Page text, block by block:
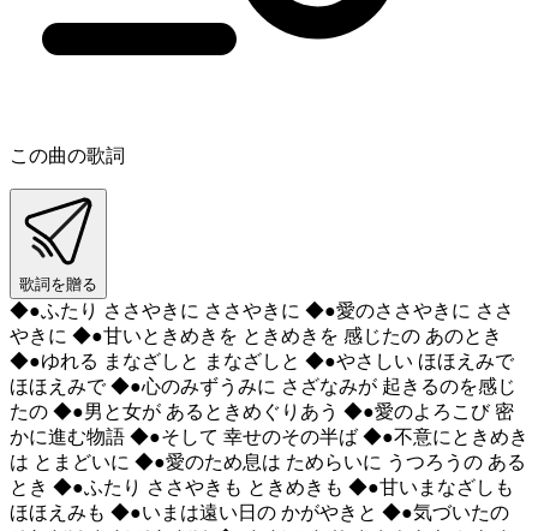
この曲の歌詞
歌詞を贈る
◆●ふたり ささやきに ささやきに ◆●愛のささやきに ささ
やきに ◆●甘いときめきを ときめきを 感じたの あのとき
◆●ゆれる まなざしと まなざしと ◆●やさしい ほほえみで
ほほえみで ◆●心のみずうみに さざなみが 起きるのを感じ
たの ◆●男と女が あるときめぐりあう ◆●愛のよろこび 密
かに進む物語 ◆●そして 幸せのその半ば ◆●不意にときめき
は とまどいに ◆●愛のため息は ためらいに うつろうの ある
とき ◆●ふたり ささやきも ときめきも ◆●甘いまなざしも
ほほえみも ◆●いまは遠い日の かがやきと ◆●気づいたの